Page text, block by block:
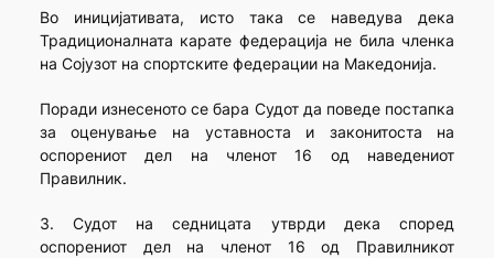
Во иницијативата, исто така се наведува дека
Традиционалната карате федерација не била членка
на Сојузот на спортските федерации на Македонија.
Поради изнесеното се бара Судот да поведе постапка
за оценување на уставноста и законитоста на
оспорениот дел на членот 16 од наведениот
Правилник.
3. Судот на седницата утврди дека според
оспорениот дел на членот 16 од Правилникот